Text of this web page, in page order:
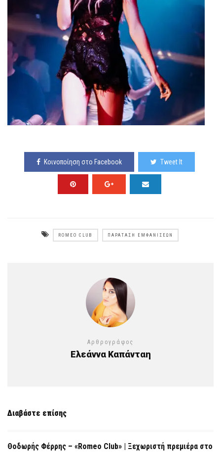
Κοινοποίηση στο Facebook Tweet It
ROMEO CLUB ΠΑΡΆΤΑΣΗ ΕΜΦΑΝΊΣΕΩΝ
Αρθρογράφος
Ελεάννα Καπάνταη
Διαβάστε επίσης
Θοδωρής Φέρρης – «Romeo Club» | Ξεχωριστή πρεμιέρα στο